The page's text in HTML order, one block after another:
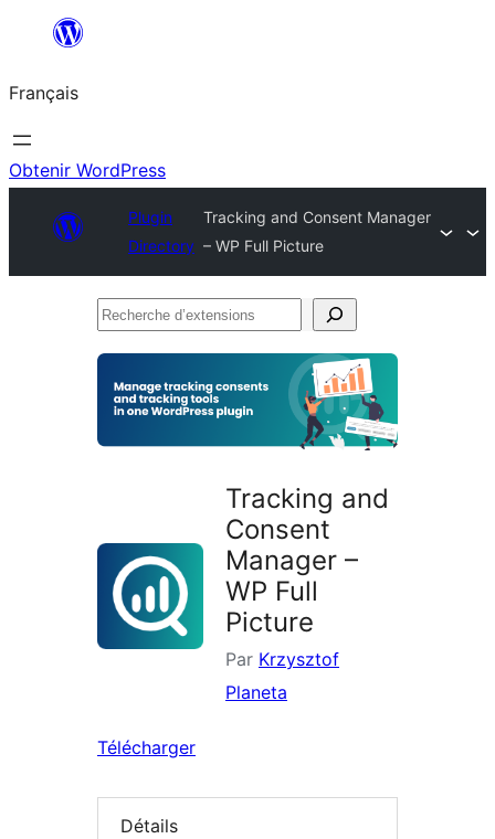
contenu
Français
Obtenir WordPress
Plugin
Directory
Tracking and Consent Manager
– WP Full Picture
Recherche
Tracking and
Consent
Manager –
WP Full
Picture
Par Krzysztof
Planeta
Télécharger
Détails